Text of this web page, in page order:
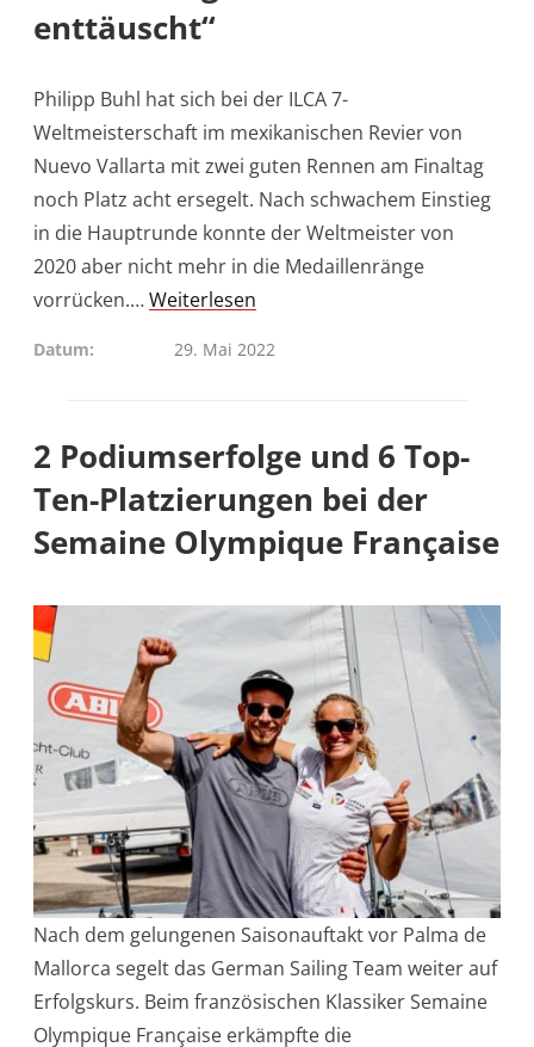
enttäuscht“
Philipp Buhl hat sich bei der ILCA 7-
Weltmeisterschaft im mexikanischen Revier von
Nuevo Vallarta mit zwei guten Rennen am Finaltag
noch Platz acht ersegelt. Nach schwachem Einstieg
in die Hauptrunde konnte der Weltmeister von
2020 aber nicht mehr in die Medaillenränge
vorrücken.…Weiterlesen
Datum 29. Mai 2022
2 Podiumserfolge und 6 Top-
Ten-Platzierungen bei der
Semaine Olympique Française
Nach dem gelungenen Saisonauftakt vor Palma de
Mallorca segelt das German Sailing Team weiter auf
Erfolgskurs. Beim französischen Klassiker Semaine
Olympique Française erkämpfte die